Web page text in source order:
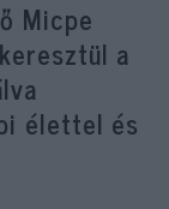
Micpe
a
élettel és